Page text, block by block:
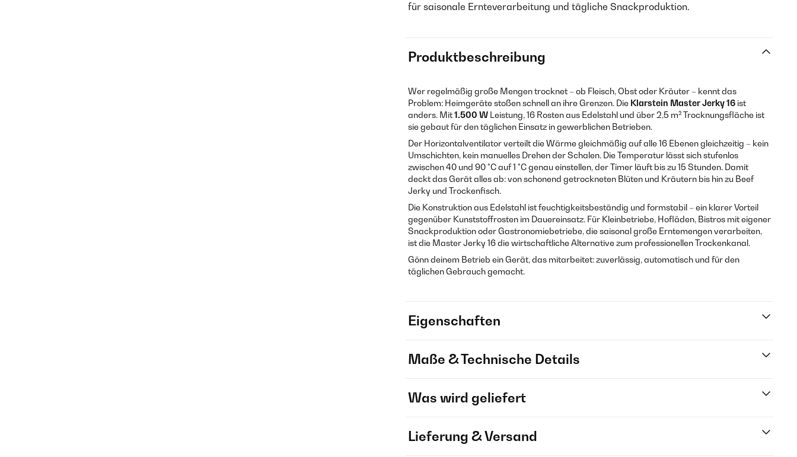
für saisonale Ernteverarbeitung und tägliche Snackproduktion.
Produktbeschreibung
Wer regelmäßig große Mengen trocknet – ob Fleisch, Obst oder Kräuter – kennt das
Problem: Heimgeräte stoßen schnell an ihre Grenzen. Die Klarstein Master Jerky 16 ist
anders. Mit1.500 W Leistung, 16 Rosten aus Edelstahl und über 2,5 m² Trocknungsfläche ist
sie gebaut für den täglichen Einsatz in gewerblichen Betrieben.
Der Horizontalventilator verteilt die Wärme gleichmäßig auf alle 16 Ebenen gleichzeitig – kein
Umschichten, kein manuelles Drehen der Schalen. Die Temperatur lässt sich stufenlos
zwischen 40 und 90 °C auf 1 °C genau einstellen, der Timer läuft bis zu 15 Stunden. Damit
deckt das Gerät alles ab: von schonend getrockneten Blüten und Kräutern bis hin zu Beef
Jerky und Trockenfisch.
Die Konstruktion aus Edelstahl ist feuchtigkeitsbeständig und formstabil – ein klarer Vorteil
gegenüber Kunststoffrosten im Dauereinsatz. Für Kleinbetriebe, Hofläden, Bistros mit eigener
Snackproduktion oder Gastronomiebetriebe, die saisonal große Erntemengen verarbeiten,
ist die Master Jerky 16 die wirtschaftliche Alternative zum professionellen Trockenkanal.
Gönn deinem Betrieb ein Gerät, das mitarbeitet: zuverlässig, automatisch und für den
täglichen Gebrauch gemacht.
Eigenschaften
Maße & Technische Details
Was wird geliefert
Lieferung & Versand